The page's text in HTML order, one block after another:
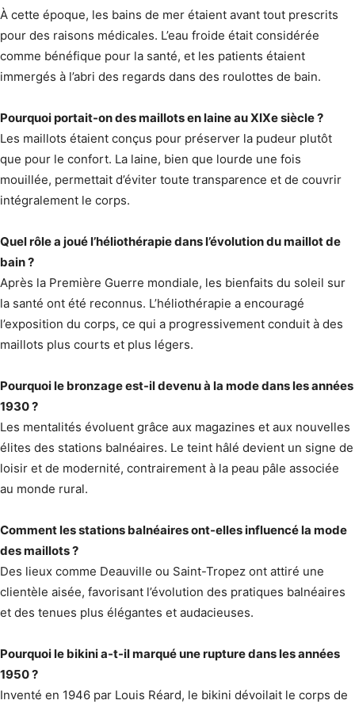
À cette époque, les bains de mer étaient avant tout prescrits
pour des raisons médicales. L’eau froide était considérée
comme bénéfique pour la santé, et les patients étaient
immergés à l’abri des regards dans des roulottes de bain.
Pourquoi portait-on des maillots en laine au XIXe siècle ?
Les maillots étaient conçus pour préserver la pudeur plutôt
que pour le confort. La laine, bien que lourde une fois
mouillée, permettait d’éviter toute transparence et de couvrir
intégralement le corps.
Quel rôle a joué l’héliothérapie dans l’évolution du maillot de
bain ?
Après la Première Guerre mondiale, les bienfaits du soleil sur
la santé ont été reconnus. L’héliothérapie a encouragé
l’exposition du corps, ce qui a progressivement conduit à des
maillots plus courts et plus légers.
Pourquoi le bronzage est-il devenu à la mode dans les années
1930 ?
Les mentalités évoluent grâce aux magazines et aux nouvelles
élites des stations balnéaires. Le teint hâlé devient un signe de
loisir et de modernité, contrairement à la peau pâle associée
au monde rural.
Comment les stations balnéaires ont-elles influencé la mode
des maillots ?
Des lieux comme Deauville ou Saint-Tropez ont attiré une
clientèle aisée, favorisant l’évolution des pratiques balnéaires
et des tenues plus élégantes et audacieuses.
Pourquoi le bikini a-t-il marqué une rupture dans les années
1950 ?
Inventé en 1946 par Louis Réard, le bikini dévoilait le corps de